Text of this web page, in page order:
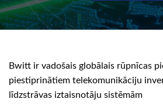
Bwitt ir vadošais globālais rūpnīcas
piestiprinātiem telekomunikāciju
līdzstrāvas iztaisnotāju sistēmām